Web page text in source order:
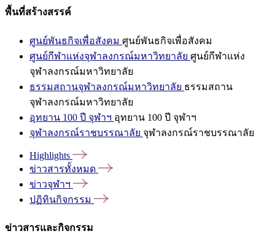
พื้นที่สร้างสรรค์
ศูนย์พันธกิจเพื่อสังคม ศูนย์พันธกิจเพื่อสังคม
ศูนย์กีฬาแห่งจุฬาลงกรณ์มหาวิทยาลัย ศูนย์กีฬาแห่ง
จุฬาลงกรณ์มหาวิทยาลัย
ธรรมสถานจุฬาลงกรณ์มหาวิทยาลัย ธรรมสถาน
จุฬาลงกรณ์มหาวิทยาลัย
อุทยาน 100 ปี จุฬาฯ อุทยาน 100 ปี จุฬาฯ
จุฬาลงกรณ์ราชบรรณาลัย จุฬาลงกรณ์ราชบรรณาลัย
Highlights
ข่าวสารทั้งหมด
ข่าวจุฬาฯ
ปฏิทินกิจกรรม
ข่าวสารและกิจกรรม